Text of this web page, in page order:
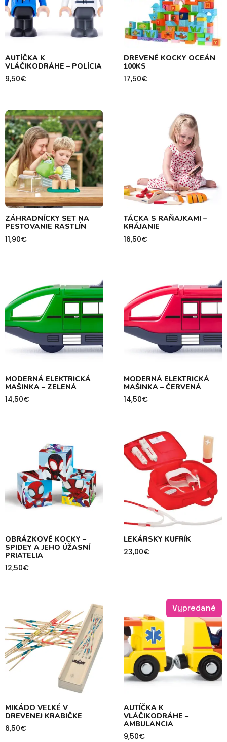
AUTÍČKA K
VLÁČIKODRÁHE – POLÍCIA
9,50€
DREVENÉ KOCKY OCEÁN
100KS
17,50€
ZÁHRADNÍCKY SET NA
PESTOVANIE RASTLÍN
11,90€
TÁCKA S RAŇAJKAMI –
KRÁJANIE
16,50€
MODERNÁ ELEKTRICKÁ
MAŠINKA – ZELENÁ
14,50€
MODERNÁ ELEKTRICKÁ
MAŠINKA – ČERVENÁ
14,50€
OBRÁZKOVÉ KOCKY –
SPIDEY A JEHO ÚŽASNÍ
PRIATELIA
12,50€
LEKÁRSKY KUFRÍK
23,00€
MIKÁDO VEĽKÉ V
DREVENEJ KRABIČKE
6,50€
Vypredané
AUTÍČKA K
VLÁČIKODRÁHE –
AMBULANCIA
9,50€